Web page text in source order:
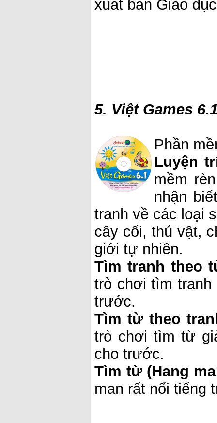
xuất bản Giáo
5. Việt Games
Phần
Luyện
mềm
nhận
tranh về các loại
cây cối, thú vật,
giới tự nhiên.
Tìm tranh theo
trò chơi tìm
trước.
Tìm từ theo
trò chơi tìm từ
cho trước.
Tìm từ (Hang
man rất nổi tiếng